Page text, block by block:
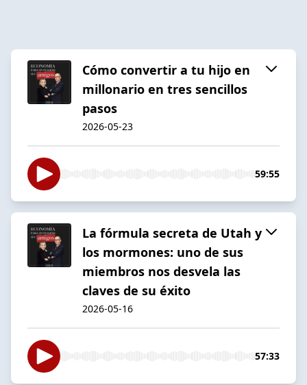
Cómo convertir a tu hijo en
millonario en tres sencillos
pasos
2026-05-23
59:55
La fórmula secreta de Utah y
los mormones: uno de sus
miembros nos desvela las
claves de su éxito
2026-05-16
57:33